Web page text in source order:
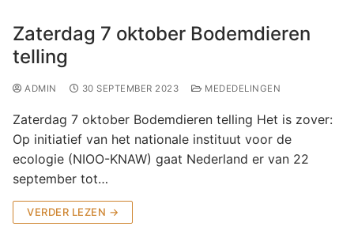
Jaarverantwoording
Zaterdag 7 oktober Bodemdieren
telling
ADMIN 30 SEPTEMBER 2023 MEDEDELINGEN
Zaterdag 7 oktober Bodemdieren telling Het is zover:
Op initiatief van het nationale instituut voor de
ecologie (NIOO-KNAW) gaat Nederland er van 22
september tot…
VERDER LEZEN →